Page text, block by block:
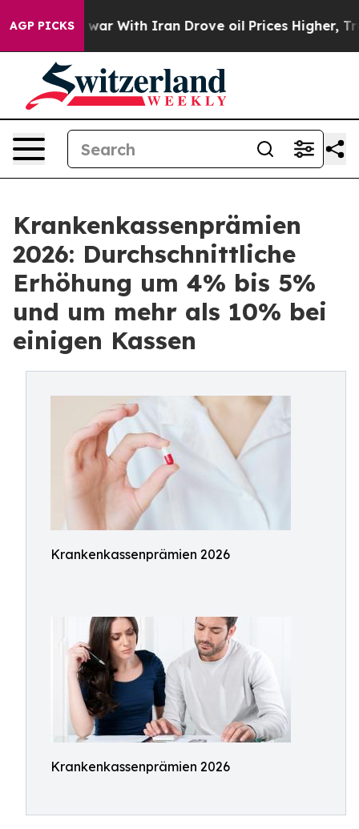
AGP PICKS
As war With Iran Drove oil Prices Higher, Trump
Krankenkassenprämien
2026: Durchschnittliche
Erhöhung um 4% bis 5%
und um mehr als 10% bei
einigen Kassen
Krankenkassenprämien 2026
Krankenkassenprämien 2026